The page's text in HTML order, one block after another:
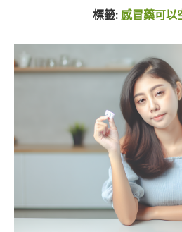
標籤:感冒藥可以